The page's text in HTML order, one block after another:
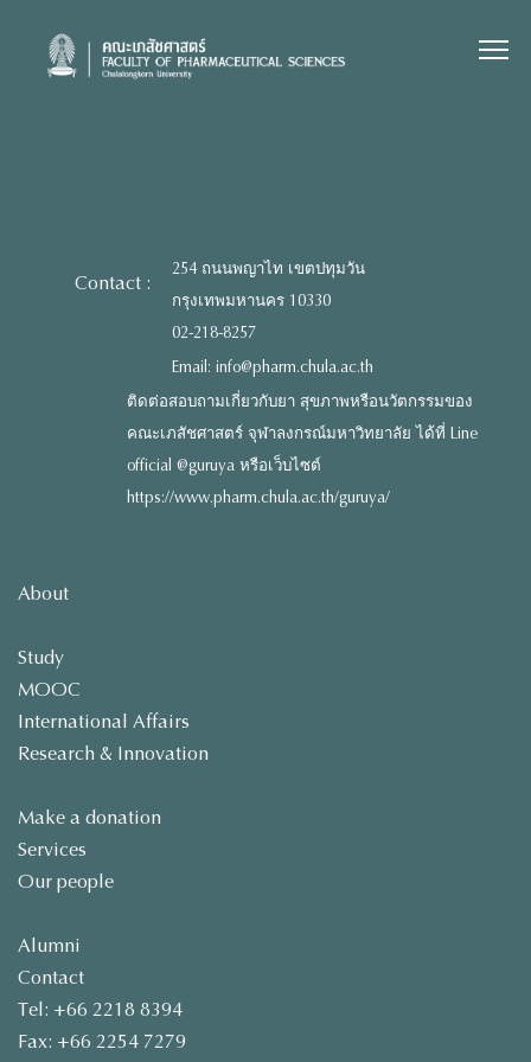
content
Contact :
254 ถนนพญาไท เขตปทุมวัน
กรุงเทพมหานคร 10330
02-218-8257
Email: info@pharm.chula.ac.th
ติดต่อสอบถามเกี่ยวกับยา สุขภาพหรือนวัตกรรมของ
คณะเภสัชศาสตร์ จุฬาลงกรณ์มหาวิทยาลัย ได้ที่ Line
official @guruya หรือเว็บไซต์
https://www.pharm.chula.ac.th/guruya/
About
Study
MOOC
International Affairs
Research & Innovation
Make a donation
Services
Our people
Alumni
Contact
Tel: +66 2218 8394
Fax: +66 2254 7279